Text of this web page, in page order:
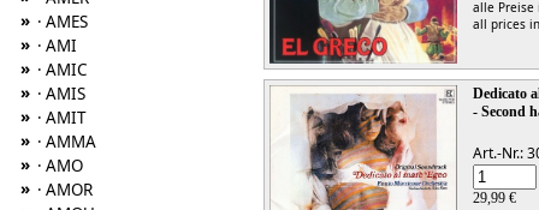
» · AMES
» · AMI
» · AMIC
» · AMIS
» · AMIT
» · AMMA
» · AMO
» · AMOR
alle
all prices
Dedicato
- Second
Art.-Nr.:
29,99 €